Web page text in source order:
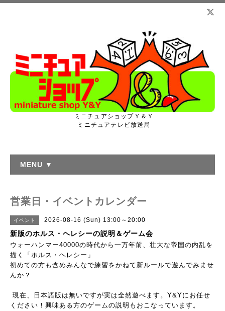
ミニチュアショップＹ＆Ｙ
ミニチュアテレビ放送局
MENU ▼
営業日・イベントカレンダー
イベント 2026-08-16 (Sun) 13:00～20:00
新版のホルス・ヘレシーの説明＆ゲーム会
ウォーハンマー40000の時代から一万年前、壮大な帝国の内乱を
描く「ホルス・ヘレシー」
初めての方も含めみんなで練習をかねて新ルールで遊んでみませ
んか？
現在、日本語版は無いですが実は全然遊べます。Y&Yにお任せ
ください！興味ある方のゲームの説明もおこなっています。